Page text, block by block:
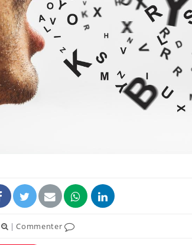
|Commenter